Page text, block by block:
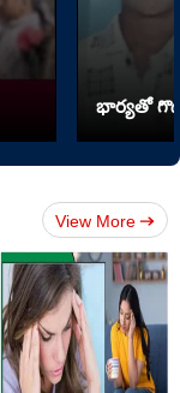
భార్యతో
View More